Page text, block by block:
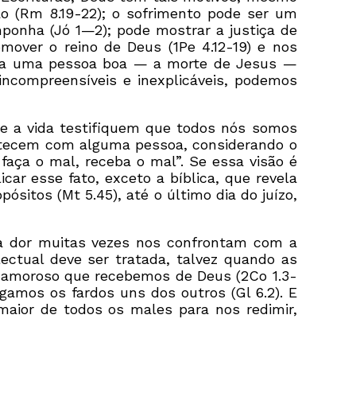
(Rm 8.19-22); o sofrimento pode ser um
(Jó 1—2); pode mostrar a justiça de
o reino de Deus (1Pe 4.12-19) e nos
uma pessoa boa — a morte de Jesus —
e inexplicáveis, podemos
a vida testifiquem que todos nós somos
com alguma pessoa, considerando o
o mal, receba o mal”. Se essa visão é
esse fato, exceto a bíblica, que revela
(Mt 5.45), até o último dia do juízo,
dor muitas vezes nos confrontam com a
deve ser tratada, talvez quando as
que recebemos de Deus (2Co 1.3-
os fardos uns dos outros (Gl 6.2). E
de todos os males para nos redimir,